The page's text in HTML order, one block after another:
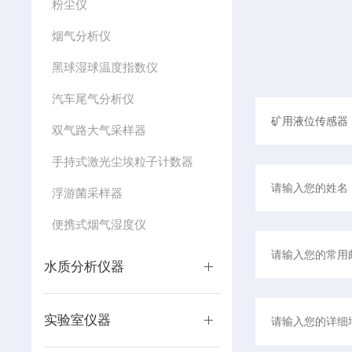
粉尘仪
烟气分析仪
黑球湿球温度指数仪
汽车尾气分析仪
双气路大气采样器
手持式激光尘埃粒子计数器
浮游菌采样器
便携式烟气湿度仪
水质分析仪器
实验室仪器